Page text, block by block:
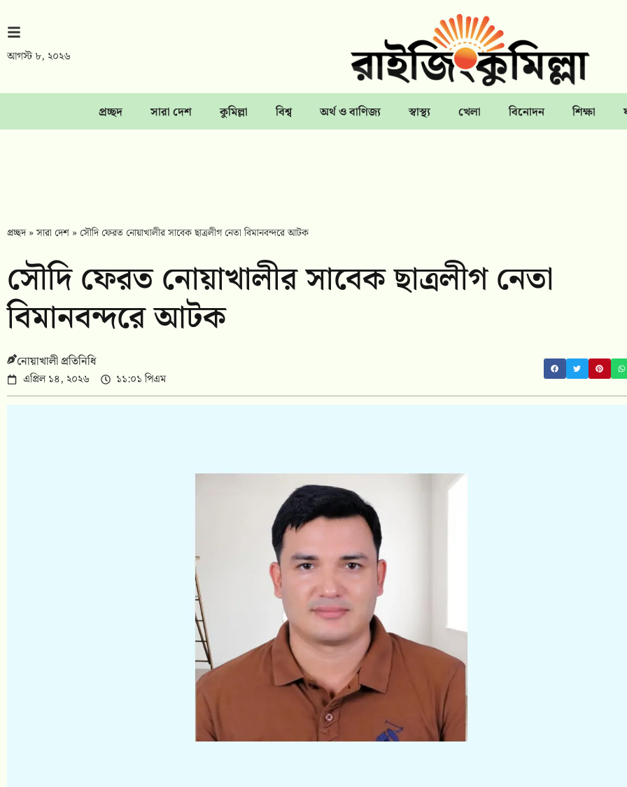
আগস্ট ৮, ২০২৬
প্রচ্ছদ সারা দেশ কুমিল্লা বিশ্ব অর্থ ও বাণিজ্য স্বাস্থ্য খেলা বিনোদন শিক্ষা
প্রচ্ছদ»সারা দেশ » সৌদি ফেরত নোয়াখালীর সাবেক ছাত্রলীগ নেতা বিমানবন্দরে আটক
সৌদি ফেরত নোয়াখালীর সাবেক ছাত্রলীগ নেতা
বিমানবন্দরে আটক
নোয়াখালী প্রতিনিধি
এপ্রিল ১৪, ২০২৬ ১১:০১ পিএম